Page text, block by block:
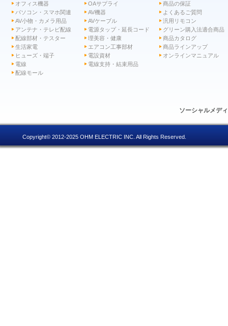
オフィス機器
OAサプライ
パソコン・スマホ関連
AV機器
AV小物・カメラ用品
AVケーブル
アンテナ・テレビ配線
電源タップ・延長コード
配線部材・テスター
理美容・健康
生活家電
エアコン工事部材
ヒューズ・端子
電設資材
電線
電線支持・結束用品
配線モール
商品の保証
よくあるご質問
汎用リモコン
グリーン購入法適合商品
商品カタログ
商品ラインアップ
オンラインマニュアル
ソーシャルメデ
Copyright© 2012-2025 OHM ELECTRIC INC. All Rights Reserved.